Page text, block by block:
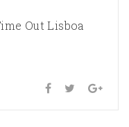
Out Lisboa